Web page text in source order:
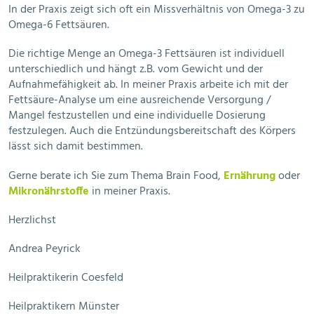
In der Praxis zeigt sich oft ein Missverhältnis von Omega-3 zu
Omega-6 Fettsäuren.
Die richtige Menge an Omega-3 Fettsäuren ist individuell
unterschiedlich und hängt z.B. vom Gewicht und der
Aufnahmefähigkeit ab. In meiner Praxis arbeite ich mit der
Fettsäure-Analyse um eine ausreichende Versorgung /
Mangel festzustellen und eine individuelle Dosierung
festzulegen. Auch die Entzündungsbereitschaft des Körpers
lässt sich damit bestimmen.
Gerne berate ich Sie zum Thema Brain Food, Ernährungoder
Mikronährstoffe in meiner Praxis.
Herzlichst
Andrea Peyrick
Heilpraktikerin Coesfeld
Heilpraktikern Münster